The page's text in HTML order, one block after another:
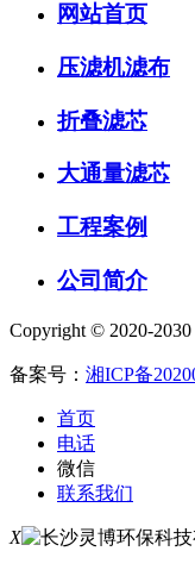
网站首页
压滤机滤布
折叠滤芯
大通量滤芯
工程案例
公司简介
Copyright © 2020-
备案号： 湘ICP备
首页
电话
微信
联系我们
X